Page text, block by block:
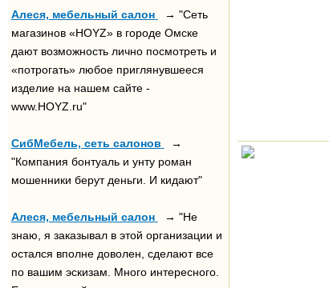
Алеся, мебельный салон
→ "Сеть
магазинов «HOYZ» в городе Омске
дают возможность лично посмотреть и
«потрогать» любое приглянувшееся
изделие на нашем сайте -
www.HOYZ.ru"
СибМебель, сеть салонов
→
"Компания бонтуаль и унту роман
мошенники берут деньги. И кидают"
Алеся, мебельный салон
→ "Не
знаю, я заказывал в этой организации и
остался вполне доволен, сделают все
по вашим эскизам. Много интересного.